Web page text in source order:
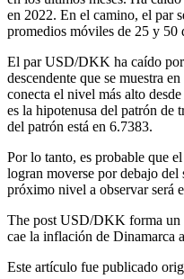
en 2022. En el camino, el par
promedios móviles de 25 y 50
El par USD/DKK ha caído por
descendente que se muestra
conecta el nivel más alto
es la hipotenusa del patrón de
del patrón está en 6.7383.
Por lo tanto, es probable que
logran moverse por debajo del
próximo nivel a observar será
The post USD/DKK forma un
cae la inflación de Dinamarca
Este artículo fue publicado